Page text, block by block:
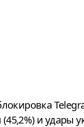
и удары